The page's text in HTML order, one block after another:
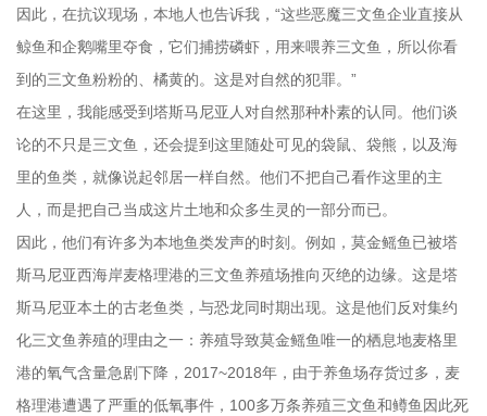
因此，在抗议现场，本地人也告诉我，“这些恶魔三文鱼企业直接从
鲸鱼和企鹅嘴里夺食，它们捕捞磷虾，用来喂养三文鱼，所以你看
到的三文鱼粉粉的、橘黄的。这是对自然的犯罪。”
在这里，我能感受到塔斯马尼亚人对自然那种朴素的认同。他们谈
论的不只是三文鱼，还会提到这里随处可见的袋鼠、袋熊，以及海
里的鱼类，就像说起邻居一样自然。他们不把自己看作这里的主
人，而是把自己当成这片土地和众多生灵的一部分而已。
因此，他们有许多为本地鱼类发声的时刻。例如，莫金鳐鱼已被塔
斯马尼亚西海岸麦格理港的三文鱼养殖场推向灭绝的边缘。这是塔
斯马尼亚本土的古老鱼类，与恐龙同时期出现。这是他们反对集约
化三文鱼养殖的理由之一：养殖导致莫金鳐鱼唯一的栖息地麦格里
港的氧气含量急剧下降，2017~2018年，由于养鱼场存货过多，麦
格理港遭遇了严重的低氧事件，100多万条养殖三文鱼和鳟鱼因此死